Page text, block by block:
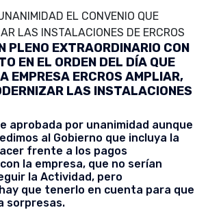
EL CONVENIO QUE
LAS INSTALACIONES DE ERCROS
PLENO EXTRAORDINARIO CON
EN EL ORDEN DEL DÍA QUE
EMPRESA ERCROS AMPLIAR,
LAS INSTALACIONES
aprobada por unanimidad aunque
al Gobierno que incluya la
frente a los pagos
la empresa, que no serían
la Actividad, pero
que tenerlo en cuenta para que
sorpresas.